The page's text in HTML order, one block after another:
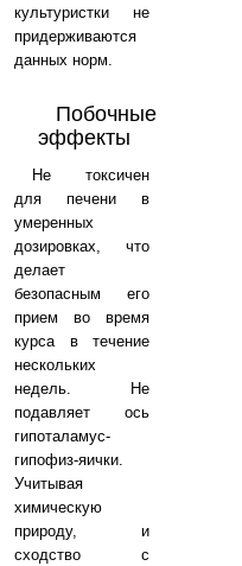
культуристки не
придерживаются
данных норм.
Побочные
эффекты
Не токсичен
для печени в
умеренных
дозировках, что
делает
безопасным его
прием во время
курса в течение
нескольких
недель. Не
подавляет ось
гипоталамус-
гипофиз-яички.
Учитывая
химическую
природу, и
сходство с